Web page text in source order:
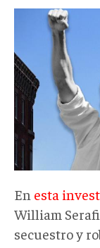
JQgG-
Q.jpeg
En esta
William
secuestro y